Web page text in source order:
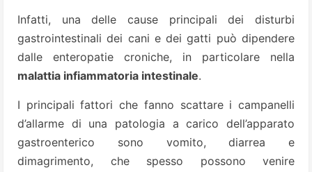
Infatti, una delle cause principali dei disturbi
gastrointestinali dei cani e dei gatti può dipendere
dalle enteropatie croniche, in particolare nella
malattia infiammatoria intestinale.
I principali fattori che fanno scattare i campanelli
d’allarme di una patologia a carico dell’apparato
gastroenterico sono vomito, diarrea e
dimagrimento, che spesso possono venire